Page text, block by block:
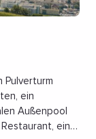
Pulverturm
ein
Außenpool
eine